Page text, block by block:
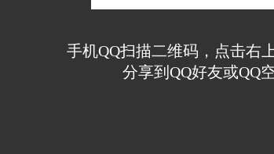
手机QQ扫描二维码，点击右上
分享到QQ好友或QQ